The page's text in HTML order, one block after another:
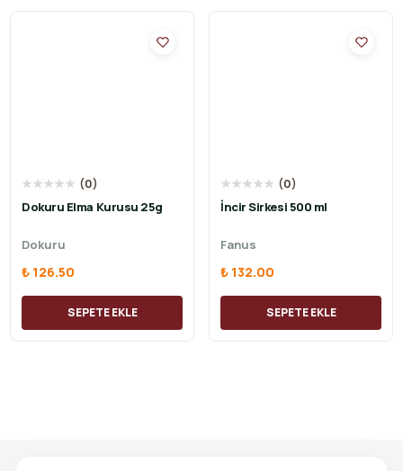
★★★★★ (0)
Dokuru Elma Kurusu 25g
Dokuru
₺ 126.50
SEPETE EKLE
★★★★★ (0)
İncir Sirkesi 500 ml
Fanus
₺ 132.00
SEPETE EKLE